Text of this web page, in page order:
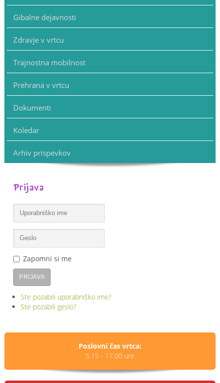
Gibalne dejavnosti
Zdravje v vrtcu
Trajnostna mobilnost
Prehrana v vrtcu
Dokumenti
Koledar
Arhiv prispevkov
Prijava
Zapomni si me
PRIJAVA
Ste pozabili uporabniško ime?
Ste pozabili geslo?
Poslovni čas vrtca:
5.15 - 17.00 ure